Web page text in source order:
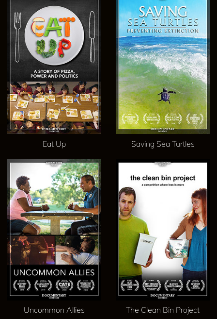
Eat Up Saving Sea Turtles
Uncommon Allies The Clean Bin Project